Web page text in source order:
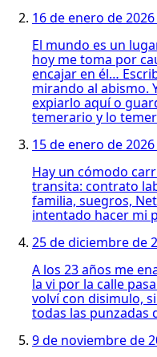
16 de enero de 2026
El mundo es un
hoy me toma por
encajar en él…
mirando al abismo.
expiarlo aquí o
temerario y lo
15 de enero de 2026
Hay un cómodo
transita: contrato
familia, suegros,
intentado hacer mi
25 de diciembre de
A los 23 años me
la vi por la calle
volví con disimulo,
todas las punzadas
9 de noviembre de